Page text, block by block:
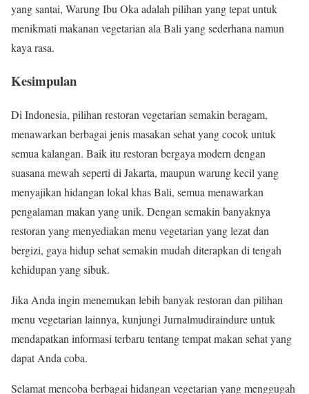
yang santai, Warung Ibu Oka adalah pilihan yang tepat untuk
menikmati makanan vegetarian ala Bali yang sederhana namun
kaya rasa.
Kesimpulan
Di Indonesia, pilihan restoran vegetarian semakin beragam,
menawarkan berbagai jenis masakan sehat yang cocok untuk
semua kalangan. Baik itu restoran bergaya modern dengan
suasana mewah seperti di Jakarta, maupun warung kecil yang
menyajikan hidangan lokal khas Bali, semua menawarkan
pengalaman makan yang unik. Dengan semakin banyaknya
restoran yang menyediakan menu vegetarian yang lezat dan
bergizi, gaya hidup sehat semakin mudah diterapkan di tengah
kehidupan yang sibuk.
Jika Anda ingin menemukan lebih banyak restoran dan pilihan
menu vegetarian lainnya, kunjungi Jurnalmudiraindure untuk
mendapatkan informasi terbaru tentang tempat makan sehat yang
dapat Anda coba.
Selamat mencoba berbagai hidangan vegetarian yang menggugah